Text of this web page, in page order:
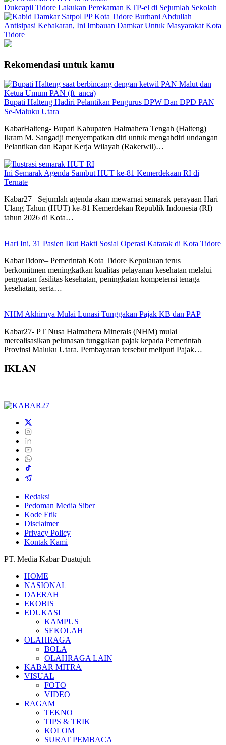
Dukcapil Tidore Lakukan Perekaman KTP-el di Sejumlah Sekolah
Antisipasi Kebakaran, Ini Imbauan Damkar Untuk Masyarakat Kota
Tidore
Rekomendasi untuk kamu
Bupati Halteng Hadiri Pelantikan Pengurus DPW Dan DPD PAN
Se-Maluku Utara
KabarHalteng- Bupati Kabupaten Halmahera Tengah (Halteng)
Ikram M. Sangadji menyempatkan diri untuk mengahdiri undangan
Pelantikan dan Rapat Kerja Wilayah (Rakerwil)…
Ini Semarak Agenda Sambut HUT ke-81 Kemerdekaan RI di
Ternate
Kabar27– Sejumlah agenda akan mewarnai semarak perayaan Hari
Ulang Tahun (HUT) ke-81 Kemerdekan Republik Indonesia (RI)
tahun 2026 di Kota…
Hari Ini, 31 Pasien Ikut Bakti Sosial Operasi Katarak di Kota Tidore
KabarTidore– Pemerintah Kota Tidore Kepulauan terus
berkomitmen meningkatkan kualitas pelayanan kesehatan melalui
penguatan fasilitas kesehatan, peningkatan kompetensi tenaga
kesehatan, serta…
NHM Akhirnya Mulai Lunasi Tunggakan Pajak KB dan PAP
Kabar27- PT Nusa Halmahera Minerals (NHM) mulai
merealisasikan pelunasan tunggakan pajak kepada Pemerintah
Provinsi Maluku Utara. Pembayaran tersebut meliputi Pajak…
IKLAN
Redaksi
Pedoman Media Siber
Kode Etik
Disclaimer
Privacy Policy
Kontak Kami
PT. Media Kabar Duatujuh
HOME
NASIONAL
DAERAH
EKOBIS
EDUKASI
KAMPUS
SEKOLAH
OLAHRAGA
BOLA
OLAHRAGA LAIN
KABAR MITRA
VISUAL
FOTO
VIDEO
RAGAM
TEKNO
TIPS & TRIK
KOLOM
SURAT PEMBACA